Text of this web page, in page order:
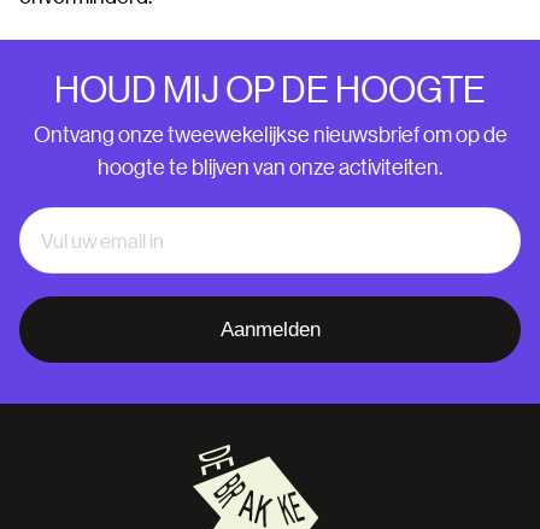
HOUD MIJ OP DE HOOGTE
Ontvang onze tweewekelijkse nieuwsbrief om op de
hoogte te blijven van onze activiteiten.
Aanmelden